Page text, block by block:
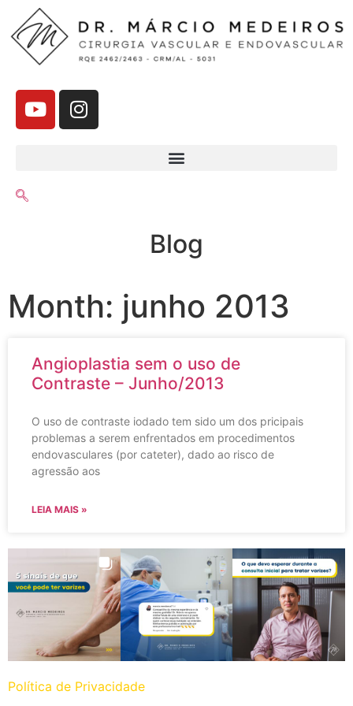
Blog
Month: junho 2013
Angioplastia sem o uso de
Contraste – Junho/2013
O uso de contraste iodado tem sido um dos pricipais
problemas a serem enfrentados em procedimentos
endovasculares (por cateter), dado ao risco de
agressão aos
LEIA MAIS »
Política de Privacidade